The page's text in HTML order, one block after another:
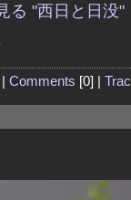
る "西日と日没"
Comments [0] |